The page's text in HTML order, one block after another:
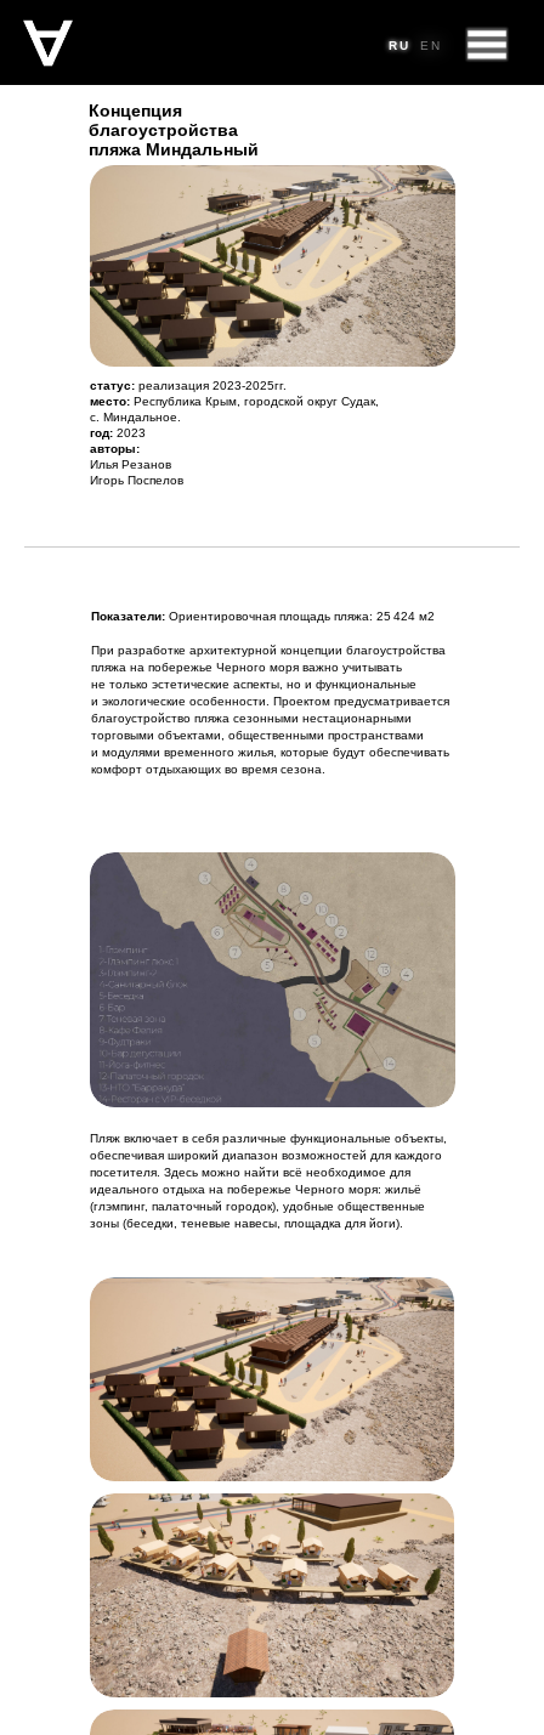
RU
EN
RU
RU EN
статус: реализация 2023-2025гг.
место: Республика Крым, городской округ Судак,
с. Миндальное.
год: 2023
авторы:
Илья Резанов
Игорь Поспелов
Концепция
благоустройства
пляжа Миндальный
Показатели: Ориентировочная площадь пляжа: 25 424 м2
При разработке архитектурной концепции благоустройства
пляжа на побережье Черного моря важно учитывать
не только эстетические аспекты, но и функциональные
и экологические особенности. Проектом предусматривается
благоустройство пляжа сезонными нестационарными
торговыми объектами, общественными пространствами
и модулями временного жилья, которые будут обеспечивать
комфорт отдыхающих во время сезона.
Пляж включает в себя различные функциональные объекты,
обеспечивая широкий диапазон возможностей для каждого
посетителя. Здесь можно найти всё необходимое для
идеального отдыха на побережье Черного моря: жильё
(глэмпинг, палаточный городок), удобные общественные
зоны (беседки, теневые навесы, площадка для йоги).